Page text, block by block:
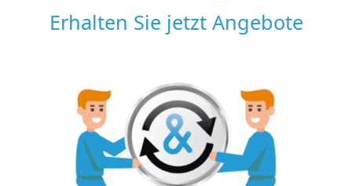
Erhalten Sie jetzt Angebote